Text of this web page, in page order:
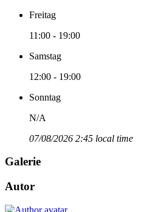
Freitag
11:00 - 19:00
Samstag
12:00 - 19:00
Sonntag
N/A
07/08/2026 2:45 local time
Galerie
Autor